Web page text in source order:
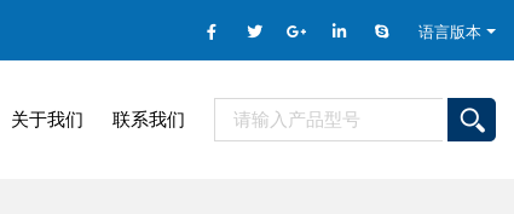
语言版本
关于我们 联系我们